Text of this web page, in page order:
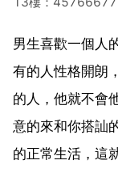
男生喜歡一個人
有的人性格開朗
的人，他就不會
意的來和你搭訕
的正常生活，這